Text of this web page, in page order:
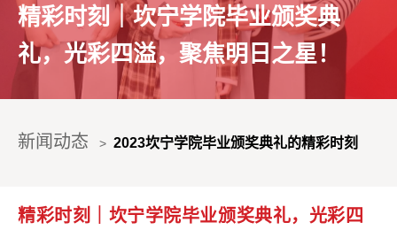
精彩时刻｜坎宁学院毕业颁奖典
礼，光彩四溢，聚焦明日之星！
新闻动态 > 2023坎宁学院毕业颁奖典礼的精彩时刻
精彩时刻｜坎宁学院毕业颁奖典礼，光彩四